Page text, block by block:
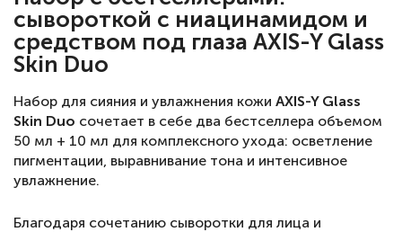
сывороткой с ниацинамидом и
средством под глаза AXIS-Y Glass
Skin Duo
Набор для сияния и увлажнения кожи AXIS-Y Glass
Skin Duo сочетает в себе два бестселлера объемом
50 мл + 10 мл для комплексного ухода: осветление
пигментации, выравнивание тона и интенсивное
увлажнение.
Благодаря сочетанию сыворотки для лица и